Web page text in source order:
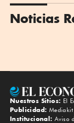
Noticias
Nuestros Sitios: El
Publicidad: Mediakit
Institucional: Aviso